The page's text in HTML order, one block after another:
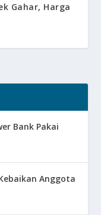
Gahar, Harga
Bank Pakai
Anggota